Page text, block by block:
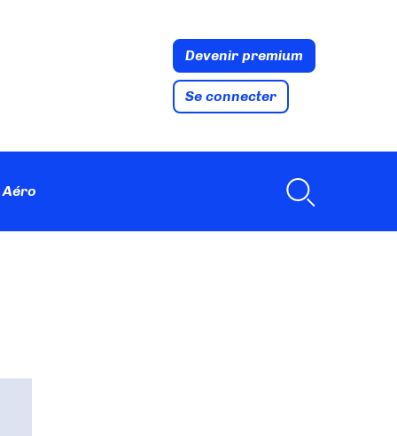
Devenir premium
Se connecter